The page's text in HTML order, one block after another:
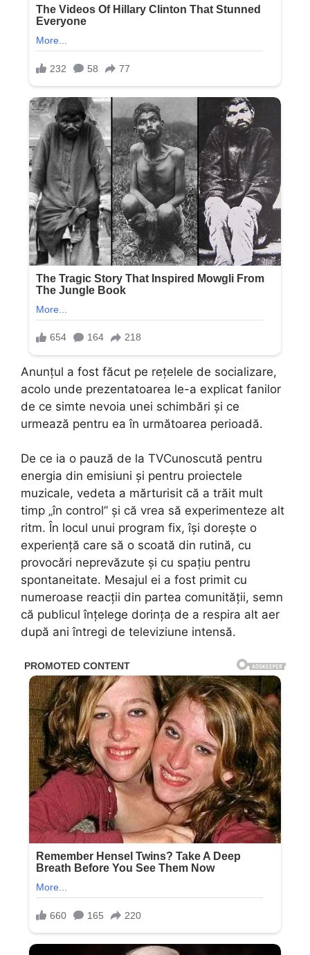
Anunțul a fost făcut pe rețelele de socializare,
acolo unde prezentatoarea le-a explicat fanilor
de ce simte nevoia unei schimbări și ce
urmează pentru ea în următoarea perioadă.
De ce ia o pauză de la TVCunoscută pentru
energia din emisiuni și pentru proiectele
muzicale, vedeta a mărturisit că a trăit mult
timp „în control” și că vrea să experimenteze alt
ritm. În locul unui program fix, își dorește o
experiență care să o scoată din rutină, cu
provocări neprevăzute și cu spațiu pentru
spontaneitate. Mesajul ei a fost primit cu
numeroase reacții din partea comunității, semn
că publicul înțelege dorința de a respira alt aer
după ani întregi de televiziune intensă.